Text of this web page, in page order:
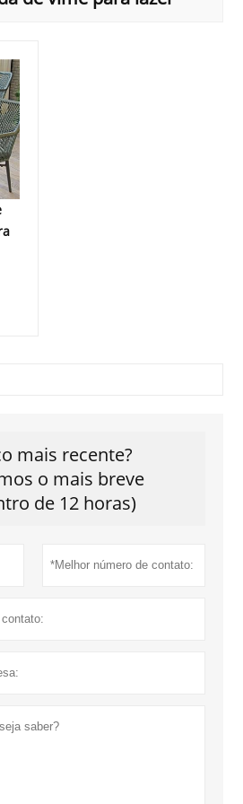
mais recente?
o mais breve
de 12 horas)